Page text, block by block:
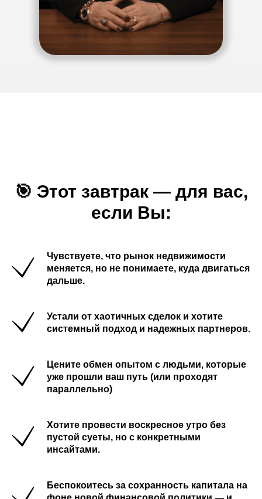
🎯 Этот завтрак — для вас,
если Вы:
Чувствуете, что рынок недвижимости
меняется, но не понимаете, куда двигаться
дальше.
Устали от хаотичных сделок и хотите
системный подход и надежных партнеров.
Цените обмен опытом с людьми, которые
уже прошли ваш путь (или проходят
параллельно)
Хотите провести воскресное утро без
пустой суеты, но с конкретными
инсайтами.
Беспокоитесь за сохранность капитала на